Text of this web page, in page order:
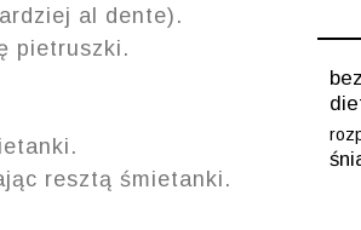
al dente).
pietruszki.
resztą śmietanki.